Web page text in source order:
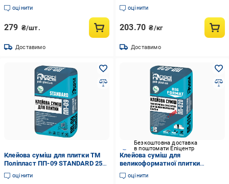
оцінити
279 ₴/шт.
Доставимо
оцінити
203.70 ₴/кг
Доставимо
Клейова суміш для плитки ТМ
Поліпласт ПП-09 STANDARD 25
кг
оцінити
Безкоштовна доставка
в поштомати Епіцентр
Клейова суміш для
великоформатної плитки
Поліпласт ПП-020 BIG FORMAT
20 кг Сірий (PPUA77469)
оцінити